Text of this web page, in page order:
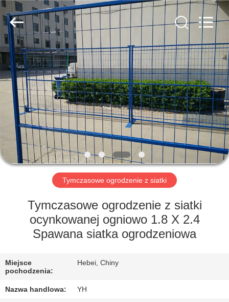
DOM
PRODUKTY
POKAZ
VR
O
WYCIECZKA
KONTROLA
yuanhai
wire
mesh
products
Co.,
Ltd.
All
Rights
Reserved.
Tymczasowe ogrodzenie z siatki
Tymczasowe ogrodzenie z siatki
ocynkowanej ogniowo 1.8 X 2.4
Spawana siatka ogrodzeniowa
Miejsce
pochodzenia:
Hebei, Chiny
Nazwa handlowa: YH